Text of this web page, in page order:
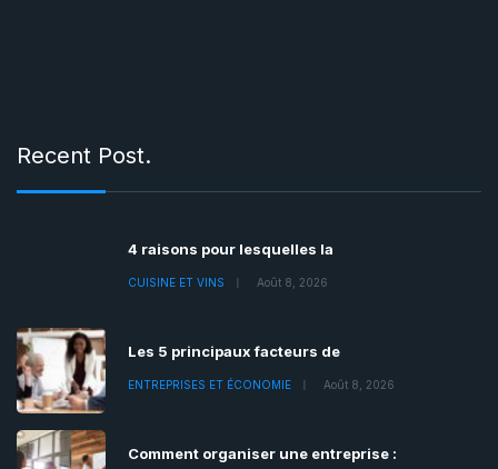
Recent Post.
4 raisons pour lesquelles la
CUISINE ET VINS Août 8, 2026
Les 5 principaux facteurs de
ENTREPRISES ET ÉCONOMIE Août 8, 2026
Comment organiser une entreprise :